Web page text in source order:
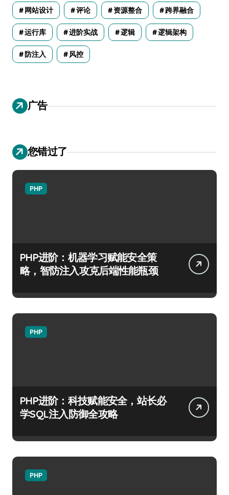
网站设计 评论 资源整合 跨界融合
运行库 进阶实战 逻辑 逻辑架构
防注入 风控
广告
您错过了
PHP
PHP进阶：机器学习赋能安全策
略，智防注入攻克后端性能瓶颈
PHP
PHP进阶：科技赋能安全，站长必
学SQL注入防御全攻略
PHP